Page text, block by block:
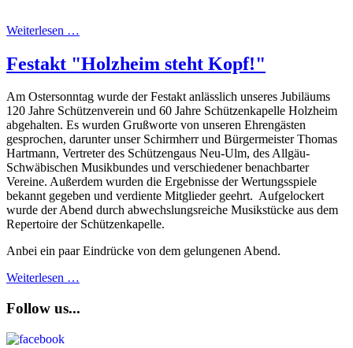
Weiterlesen …
Festakt "Holzheim steht Kopf!"
Am Ostersonntag wurde der Festakt anlässlich unseres Jubiläums
120 Jahre Schützenverein und 60 Jahre Schützenkapelle Holzheim
abgehalten. Es wurden Grußworte von unseren Ehrengästen
gesprochen, darunter unser Schirmherr und Bürgermeister Thomas
Hartmann, Vertreter des Schützengaus Neu-Ulm, des Allgäu-
Schwäbischen Musikbundes und verschiedener benachbarter
Vereine. Außerdem wurden die Ergebnisse der Wertungsspiele
bekannt gegeben und verdiente Mitglieder geehrt. Aufgelockert
wurde der Abend durch abwechslungsreiche Musikstücke aus dem
Repertoire der Schützenkapelle.
Anbei ein paar Eindrücke von dem gelungenen Abend.
Weiterlesen …
Follow us...